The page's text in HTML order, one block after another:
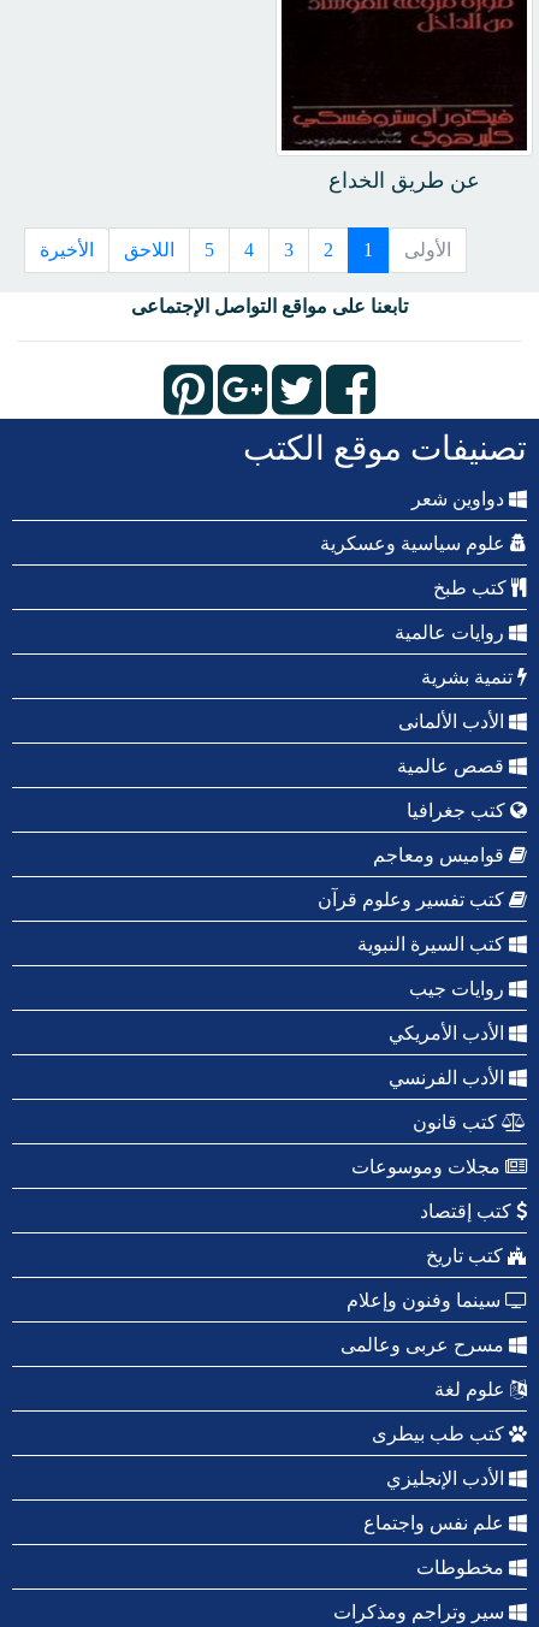
عن طريق الخداع
الأولى 1
2
3
4
5 اللاحق الأخيرة
تابعنا على مواقع التواصل الإجتماعى
تصنيفات موقع الكتب
دواوين شعر
علوم سياسية وعسكرية
كتب طبخ
روايات عالمية
تنمية بشرية
الأدب الألمانى
قصص عالمية
كتب جغرافيا
قواميس ومعاجم
كتب تفسير وعلوم قرآن
كتب السيرة النبوية
روايات جيب
الأدب الأمريكي
الأدب الفرنسي
كتب قانون
مجلات وموسوعات
كتب إقتصاد
كتب تاريخ
سينما وفنون وإعلام
مسرح عربى وعالمى
علوم لغة
كتب طب بيطرى
الأدب الإنجليزي
علم نفس واجتماع
مخطوطات
سير وتراجم ومذكرات